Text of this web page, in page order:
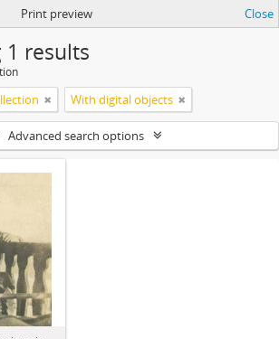
Print preview Close
1 results
With digital objects
Advanced search options